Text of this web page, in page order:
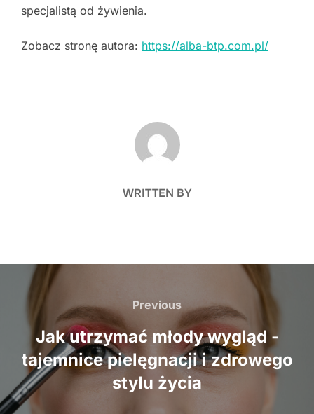
specjalistą od żywienia.
Zobacz stronę autora: https://alba-btp.com.pl/
POST AUTHOR
WRITTEN BY
Nawigacja
wpisu
Previous
Previous
Jak utrzymać młody wygląd -
tajemnice pielęgnacji i zdrowego
stylu życia